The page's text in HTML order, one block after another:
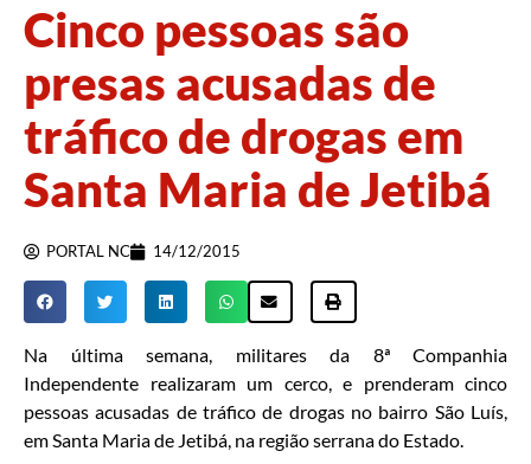
Cinco pessoas são
presas acusadas de
tráfico de drogas em
Santa Maria de Jetibá
PORTAL NC 14/12/2015
Na última semana, militares da 8ª Companhia
Independente realizaram um cerco, e prenderam cinco
pessoas acusadas de tráfico de drogas no bairro São Luís,
em Santa Maria de Jetibá, na região serrana do Estado.